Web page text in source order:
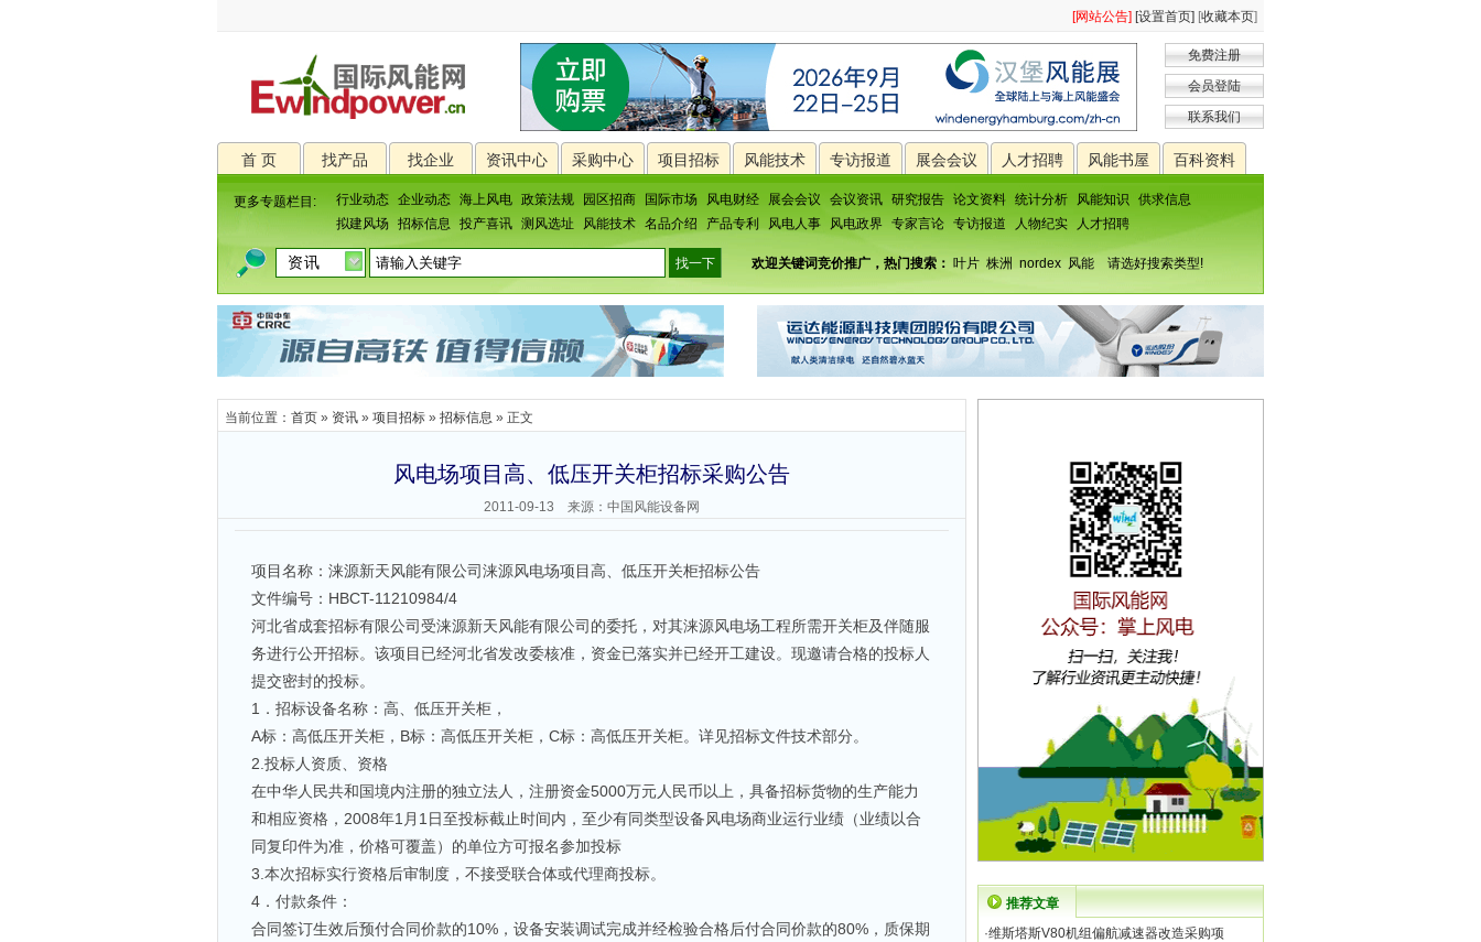
[网站公告] [设置首页] [收藏本页]
免费注册
会员登陆
联系我们
首 页 找产品 找企业 资讯中心 采购中心 项目招标 风能技术 专访报道 展会会议 人才招聘 风能书屋 百科资料
更多专题栏目: 行业动态 企业动态 海上风电 政策法规 园区招商 国际市场 风电财经 展会会议 会议资讯 研究报告 论文资料 统计分析 风能知识
供求信息
拟建风场
招标信息 投产喜讯 测风选址 风能技术 名品介绍 产品专利 风电人事 风电政界 专家言论 专访报道 人物纪实 人才招聘
欢迎关键词竞价推广，热门搜索： 叶片 株洲 nordex 风能 请选好搜索类型!
当前位置： 首页 » 资讯 » 项目招标 » 招标信息 » 正文
风电场项目高、低压开关柜招标采购公告
2011-09-13 来源：中国风能设备网
项目名称：涞源新天风能有限公司涞源风电场项目高、低压开关柜招标公告
文件编号：HBCT-11210984/4
河北省成套招标有限公司受涞源新天风能有限公司的委托，对其涞源风电场工程所需开关柜及伴随服
务进行公开招标。该项目已经河北省发改委核准，资金已落实并已经开工建设。现邀请合格的投标人
提交密封的投标。
1．招标设备名称：高、低压开关柜，
A标：高低压开关柜，B标：高低压开关柜，C标：高低压开关柜。详见招标文件技术部分。
2.投标人资质、资格
在中华人民共和国境内注册的独立法人，注册资金5000万元人民币以上，具备招标货物的生产能力
和相应资格，2008年1月1日至投标截止时间内，至少有同类型设备风电场商业运行业绩（业绩以合
同复印件为准，价格可覆盖）的单位方可报名参加投标
3.本次招标实行资格后审制度，不接受联合体或代理商投标。
4．付款条件：
合同签订生效后预付合同价款的10%，设备安装调试完成并经检验合格后付合同价款的80%，质保期
推荐文章
·维斯塔斯V80机组偏航减速器改造采购项